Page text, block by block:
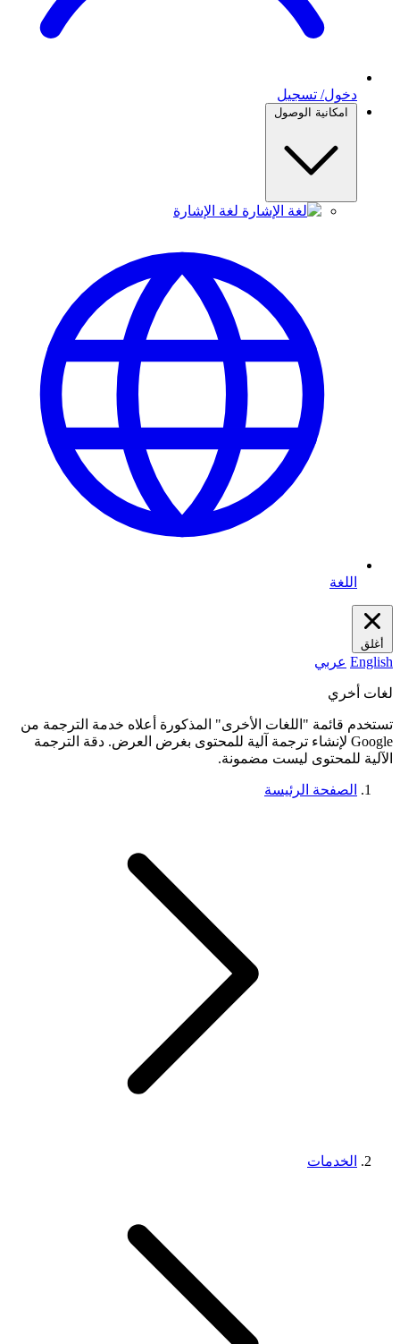
دخول/ تسجيل
امكانية الوصول
لغة الإشارة
اللغة
أغلق
English عربي
لغات أخري
تستخدم قائمة "اللغات الأخرى" المذكورة أعلاه خدمة الترجمة من
Google لإنشاء ترجمة آلية للمحتوى بغرض العرض. دقة الترجمة
الآلية للمحتوى ليست مضمونة.
الصفحة الرئيسة
الخدمات